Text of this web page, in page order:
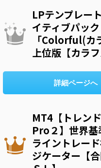
LPテンプレー
イティブパック
「Colorful(カ
上位版【カラフ
詳細ページへ
MT4【トレン
Pro２】世界基
ライントレー
ジケーター【